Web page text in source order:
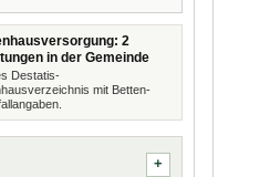
2
in der Gemeinde
Destatis-
mit Betten-